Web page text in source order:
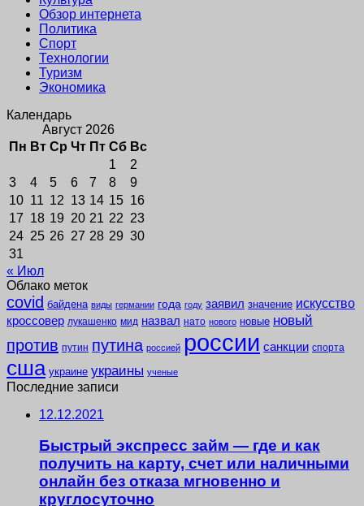
Обзор интернета
Политика
Спорт
Технологии
Туризм
Экономика
Календарь
Август 2026
Пн Вт Ср Чт Пт Сб Вс
1
2
3
4 5 6 7 8
9
10 11 12 13 14 15 16
17 18 19 20 21 22 23
24 25 26 27 28 29 30
31
« Июл
Облако меток
covid байдена виды германии года году заявил значение искусство
кроссовер лукашенко мид назвал нато нового новые новый
против путин путина россией россии санкции спорта
сша украине украины ученые
Последние записи
12.12.2021
Быстрый экспресс займ — где и как
получить на карту, счет или наличными
онлайн без отказа мгновенно и
круглосуточно